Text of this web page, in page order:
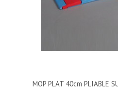
MOP PLAT 40cm PLIABLE